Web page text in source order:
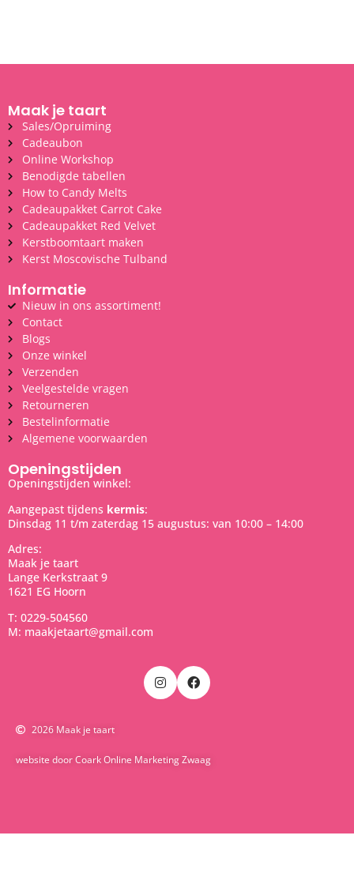
Maak je taart
Sales/Opruiming
Cadeaubon
Online Workshop
Benodigde tabellen
How to Candy Melts
Cadeaupakket Carrot Cake
Cadeaupakket Red Velvet
Kerstboomtaart maken
Kerst Moscovische Tulband
Informatie
Nieuw in ons assortiment!
Contact
Blogs
Onze winkel
Verzenden
Veelgestelde vragen
Retourneren
Bestelinformatie
Algemene voorwaarden
Openingstijden
Openingstijden winkel:
Aangepast tijdens kermis:
Dinsdag 11 t/m zaterdag 15 augustus: van 10:00 – 14:00
Adres:
Maak je taart
Lange Kerkstraat 9
1621 EG Hoorn
T: 0229-504560
M: maakjetaart@gmail.com
2026 Maak je taart
website door Coark Online Marketing Zwaag